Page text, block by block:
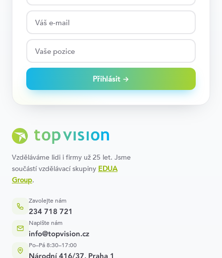
Přihlásit →
Vzděláváme lidi i firmy už 25 let. Jsme
součástí vzdělávací skupiny EDUA
Group.
Zavolejte nám
234 718 721
Napište nám
info@topvision.cz
Po–Pá 8:30–17:00
Národní 416/37, Praha 1